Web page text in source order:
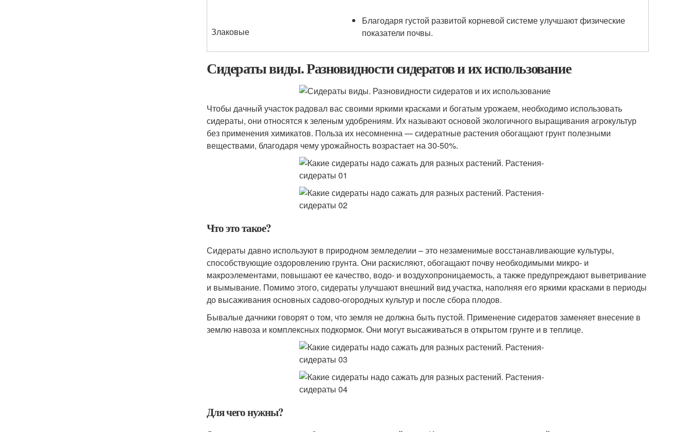
Злаковые
Благодаря густой развитой корневой системе улучшают физические
показатели почвы.
Сидераты виды. Разновидности сидератов и их использование
Чтобы дачный участок радовал вас своими яркими красками и богатым урожаем, необходимо использовать
сидераты, они относятся к зеленым удобрениям. Их называют основой экологичного выращивания агрокультур
без применения химикатов. Польза их несомненна — сидератные растения обогащают грунт полезными
веществами, благодаря чему урожайность возрастает на 30-50%.
Что это такое?
Сидераты давно используют в природном земледелии – это незаменимые восстанавливающие культуры,
способствующие оздоровлению грунта. Они раскисляют, обогащают почву необходимыми микро- и
макроэлементами, повышают ее качество, водо- и воздухопроницаемость, а также предупреждают выветривание
и вымывание. Помимо этого, сидераты улучшают внешний вид участка, наполняя его яркими красками в периоды
до высаживания основных садово-огородных культур и после сбора плодов.
Бывалые дачники говорят о том, что земля не должна быть пустой. Применение сидератов заменяет внесение в
землю навоза и комплексных подкормок. Они могут высаживаться в открытом грунте и в теплице.
Для чего нужны?